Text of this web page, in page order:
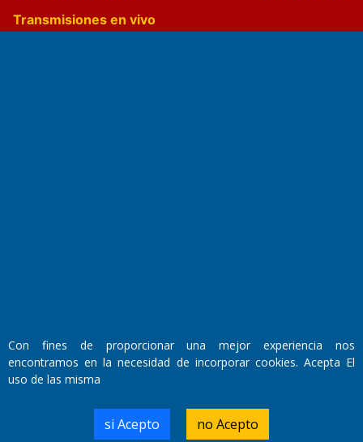
Transmisiones en vivo
Propietario: El Diario SRL
Director Periodístico:
Walter René Goñi
Domicilio Legal: José Ingenieros 855,
Con fines de proporcionar una mejor experiencia nos
encontramos en la necesidad de incorporar cookies. Acepta El
uso de las misma
si Acepto no Acepto